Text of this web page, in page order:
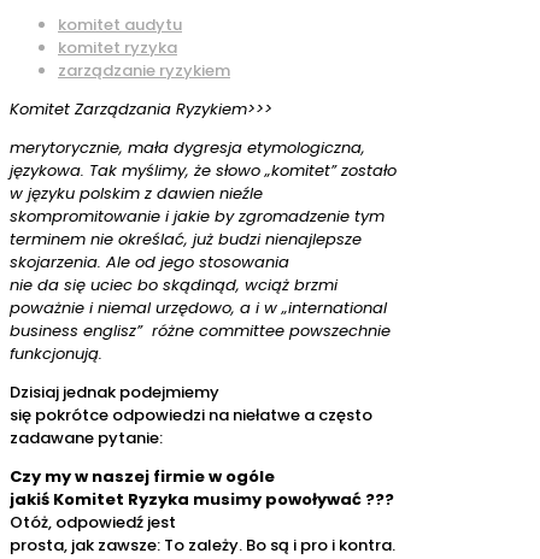
komitet audytu
komitet ryzyka
zarządzanie ryzykiem
Komitet Zarządzania Ryzykiem>>>
merytorycznie, mała dygresja etymologiczna,
językowa. Tak myślimy, że słowo „komitet” zostało
w języku polskim z dawien nieźle
skompromitowanie i jakie by zgromadzenie tym
terminem nie określać, już budzi nienajlepsze
skojarzenia. Ale od jego stosowania
nie da się uciec bo skądinąd, wciąż brzmi
poważnie i niemal urzędowo, a i w „international
business englisz” różne committee powszechnie
funkcjonują.
Dzisiaj jednak podejmiemy
się pokrótce odpowiedzi na niełatwe a często
zadawane pytanie:
Czy my w naszej firmie w ogóle
jakiś Komitet Ryzyka musimy powoływać ???
Otóż, odpowiedź jest
prosta, jak zawsze: To zależy. Bo są i pro i kontra.